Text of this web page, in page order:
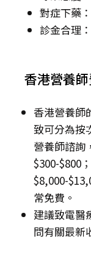
對症下藥
診金合理
香港營養
香港營養師
致可分為按
營養師諮詢
$300-$800
$8,000-
常免費。
建議致電醫
問有關最新